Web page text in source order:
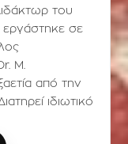
του
εργάστηκε σε
Μ.
από την
ιδιωτικό